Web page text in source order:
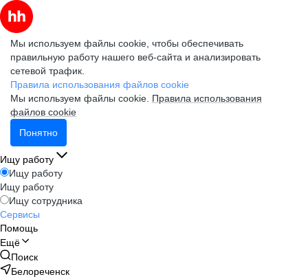
Мы используем файлы cookie, чтобы обеспечивать
правильную работу нашего веб-сайта и анализировать
сетевой трафик.
Правила использования файлов cookie
Мы используем файлы cookie. Правила использования
файлов cookie
Понятно
Ищу работу
Ищу работу
Ищу работу
Ищу сотрудника
Сервисы
Помощь
Ещё
Поиск
Белореченск